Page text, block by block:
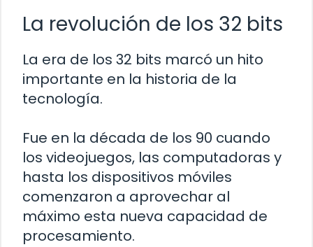
La revolución de los 32 bits
La era de los 32 bits marcó un hito
importante en la historia de la
tecnología.
Fue en la década de los 90 cuando
los videojuegos, las computadoras y
hasta los dispositivos móviles
comenzaron a aprovechar al
máximo esta nueva capacidad de
procesamiento.